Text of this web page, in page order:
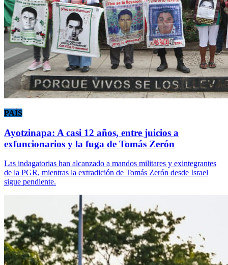
PAÍS
Ayotzinapa: A casi 12 años, entre juicios a
exfuncionarios y la fuga de Tomás Zerón
Las indagatorias han alcanzado a mandos militares y exintegrantes
de la PGR, mientras la extradición de Tomás Zerón desde Israel
sigue pendiente.